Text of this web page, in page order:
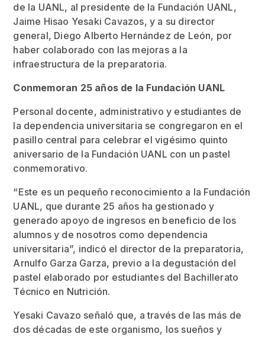
de la UANL, al presidente de la Fundación UANL,
Jaime Hisao Yesaki Cavazos, y a su director
general, Diego Alberto Hernández de León, por
haber colaborado con las mejoras a la
infraestructura de la preparatoria.
Conmemoran 25 años de la Fundación UANL
Personal docente, administrativo y estudiantes de
la dependencia universitaria se congregaron en el
pasillo central para celebrar el vigésimo quinto
aniversario de la Fundación UANL con un pastel
conmemorativo.
“Este es un pequeño reconocimiento a la Fundación
UANL, que durante 25 años ha gestionado y
generado apoyo de ingresos en beneficio de los
alumnos y de nosotros como dependencia
universitaria”, indicó el director de la preparatoria,
Arnulfo Garza Garza, previo a la degustación del
pastel elaborado por estudiantes del Bachillerato
Técnico en Nutrición.
Yesaki Cavazo señaló que, a través de las más de
dos décadas de este organismo, los sueños y